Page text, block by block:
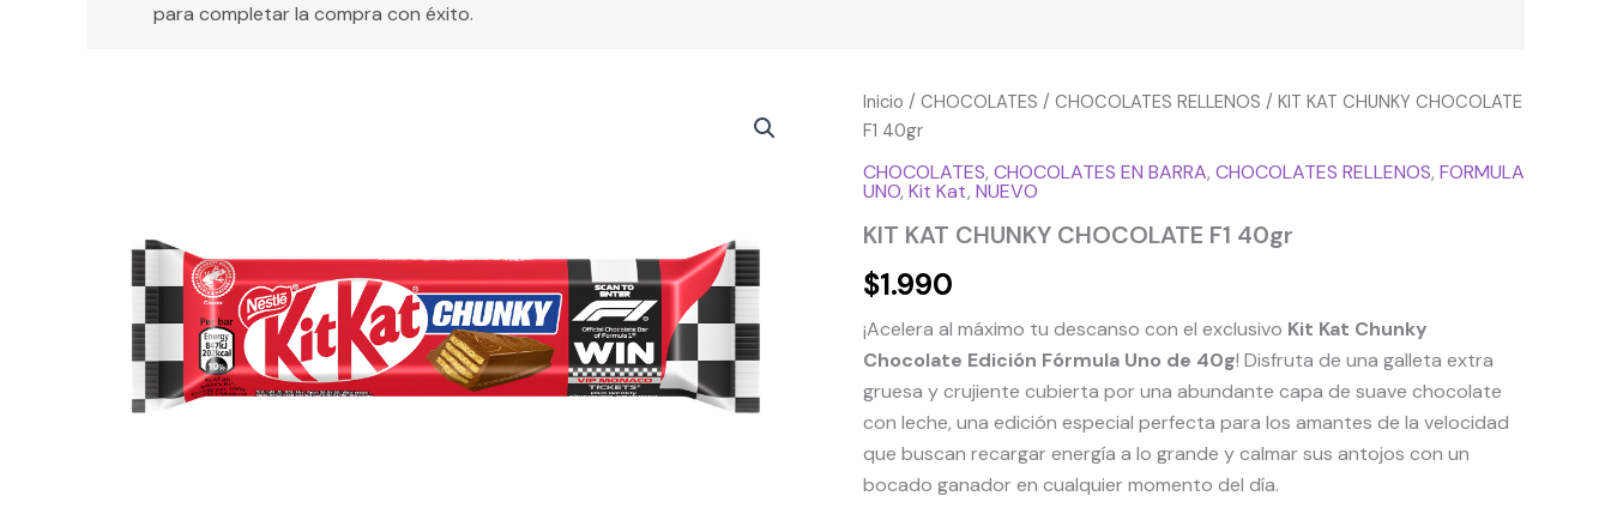
para completar la compra con éxito.
Inicio / CHOCOLATES / CHOCOLATES RELLENOS / KIT KAT CHUNKY CHOCOLATE
F1 40gr
CHOCOLATES, CHOCOLATES EN BARRA, CHOCOLATES RELLENOS, FORMULA
UNO, Kit Kat, NUEVO
KIT KAT CHUNKY CHOCOLATE F1 40gr
$1.990
¡Acelera al máximo tu descanso con el exclusivo Kit Kat Chunky
Chocolate Edición Fórmula Uno de 40g! Disfruta de una galleta extra
gruesa y crujiente cubierta por una abundante capa de suave chocolate
con leche, una edición especial perfecta para los amantes de la velocidad
que buscan recargar energía a lo grande y calmar sus antojos con un
bocado ganador en cualquier momento del día.
KIT
KAT
CHUNKY
CHOCOLATE
F1
cantidad